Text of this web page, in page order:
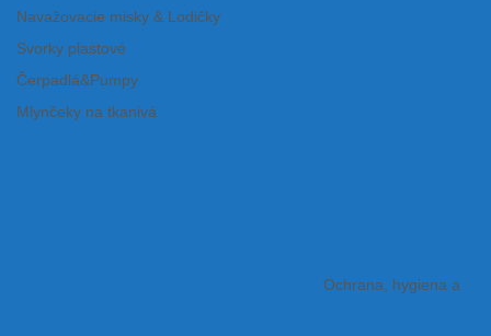
Navažovacie misky & Lodičky
Svorky plastové
Čerpadlá&Pumpy
Mlynčeky na tkanivá
Ochrana, hygiena a